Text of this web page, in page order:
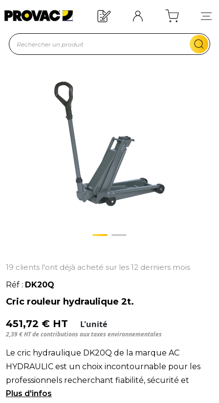
Offre de bienvenue : 20€ offerts !
En savoir plus
19 clients l'ont déjà acheté sur les 12 derniers mois
Réf : DK20Q
Cric rouleur hydraulique 2t.
451,72 € HT L'unité
2,39 € HT de contributions aux taxes environnementales
Le cric hydraulique DK20Q de la marque AC
HYDRAULIC est un choix incontournable pour les
professionnels recherchant fiabilité, sécurité et
performance